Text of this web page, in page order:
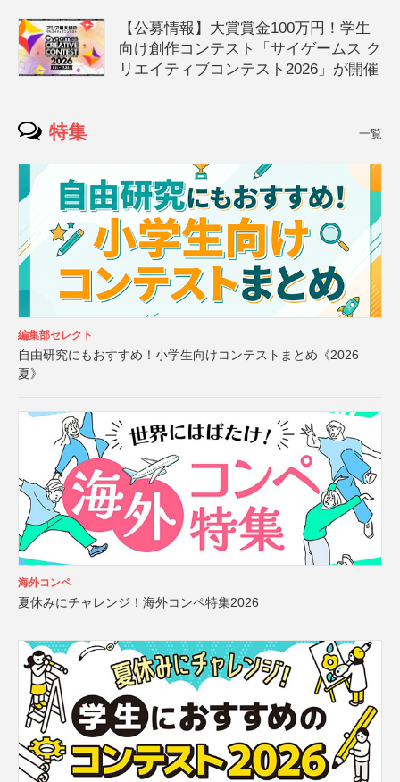
【公募情報】大賞賞金100万円！学生
向け創作コンテスト「サイゲームス ク
リエイティブコンテスト2026」が開催
特集 一覧
編集部セレクト
自由研究にもおすすめ！小学生向けコンテストまとめ《2026
夏》
海外コンペ
夏休みにチャレンジ！海外コンペ特集2026